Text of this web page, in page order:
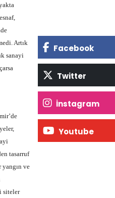
Artık
sanayi
tasarruf
yangın ve
siteler
Facebook
Twitter
İnstagram
Youtube